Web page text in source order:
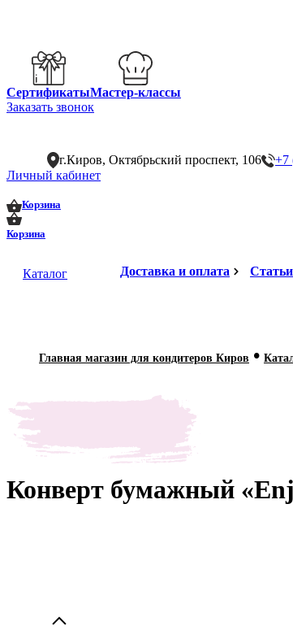
СертификатыМастер-классы
Заказать звонок
г.Киров, Октябрьский проспект, 106 +7
Личный кабинет
Корзина
Корзина
Каталог Доставка и оплата Статьи
Главная магазин для кондитеров Киров •
Конверт бумажный